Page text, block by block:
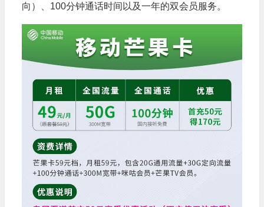
向）、‌100分钟通话时间以及一年的‌双会员服务。‌